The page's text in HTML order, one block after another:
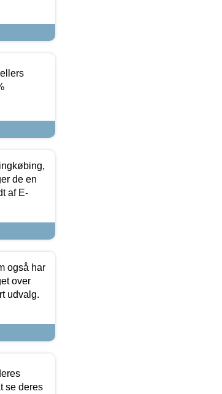
de en
af E-
også har
over
udvalg.
se deres